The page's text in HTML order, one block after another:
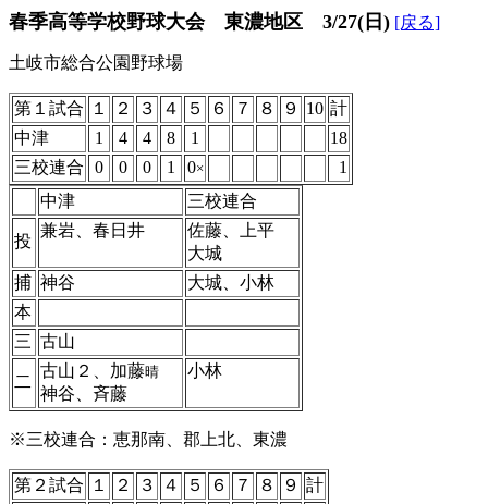
春季高等学校野球大会 東濃地区 3/27(日) [戻る]
土岐市総合公園野球場
第１試合 １ ２ ３ ４ ５ ６ ７ ８ ９ 10 計
中津
1 4 4 8 1
18
三校連合
0 0 0 1 0×
1
中津
三校連合
投
兼岩、春日井
佐藤、上平
大城
捕 神谷
大城、小林
本
三 古山
二
古山２、加藤晴
神谷、斉藤
小林
※三校連合：恵那南、郡上北、東濃
第２試合 １ ２ ３ ４ ５ ６ ７ ８ ９ 計